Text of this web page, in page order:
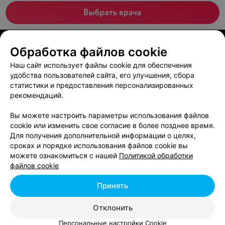
МЕДИЦИНСКИЙ ЦЕНТР
НеоМедикал
Минск, ул. Романовская Слобода, 26 до 21:00
понравилось, аккуратный медцентр, хорошее
оборудование и врачи. Результатом от смас очень
довольна
Еще
Отзывы 7
МЕДИЦИНСКИЙ ЦЕНТР
Лаборатория лица и тела
Минск, ул. Нововиленская, 37 до 22:00
Обработка файлов cookie
Наш сайт использует файлы cookie для обеспечения
удобства пользователей сайта, его улучшения, сбора
статистики и предоставления персонализированных
рекомендаций.
Вы можете настроить параметры использования файлов
cookie или изменить свое согласие в более позднее время.
Для получения дополнительной информации о целях,
сроках и порядке использования файлов cookie вы
можете ознакомиться с нашей Политикой обработки
файлов cookie
Отклонить
Принять
Персональные настройки Cookie